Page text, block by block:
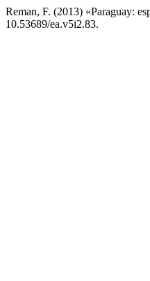
Reman, F. (2013) «Paraguay:
10.53689/ea.v5i2.83.